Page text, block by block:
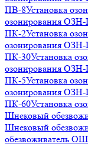
ПВ-8Установка
озонирования
ПК-2Установка
озонирования
ПК-30Установка
озонирования
ПК-5Установка
озонирования
ПК-60Установка
Шнековый
Шнековый
обезвоживатель